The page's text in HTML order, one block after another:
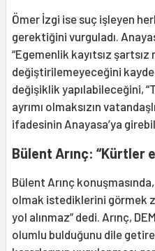
Ömer İzgi ise suç işleyen
gerektiğini vurguladı.
“Egemenlik kayıtsız
değiştirilemeyeceğini
değişiklik yapılabileceğini,
ayrımı olmaksızın
ifadesinin Anayasa’ya
Bülent Arınç: “Kürtler
Bülent Arınç
olmak istediklerini görmek
yol alınmaz” dedi. Arınç,
olumlu bulduğunu dile